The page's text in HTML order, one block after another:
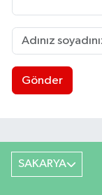
Gönder
SAKARYA